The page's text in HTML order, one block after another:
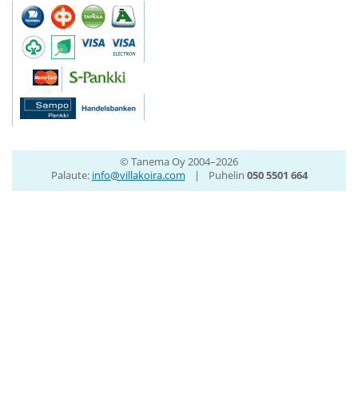
© Tanema Oy 2004–2026
Palaute: info@villakoira.com | Puhelin 050 5501 664